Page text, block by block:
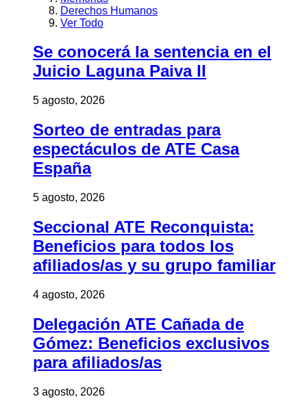
Derechos Humanos
Ver Todo
Se conocerá la sentencia en el
Juicio Laguna Paiva II
5 agosto, 2026
Sorteo de entradas para
espectáculos de ATE Casa
España
5 agosto, 2026
Seccional ATE Reconquista:
Beneficios para todos los
afiliados/as y su grupo familiar
4 agosto, 2026
Delegación ATE Cañada de
Gómez: Beneficios exclusivos
para afiliados/as
3 agosto, 2026